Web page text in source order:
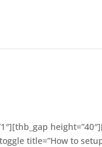
title=”How to